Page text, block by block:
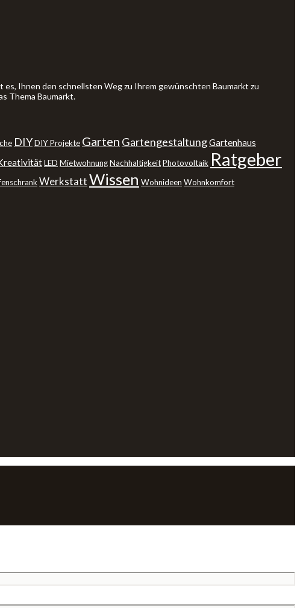
Ihnen den schnellsten Weg zu Ihrem gewünschten Baumarkt zu
Thema Baumarkt.
DIYDIY Projekte Garten GartengestaltungGartenhaus
LED MietwohnungNachhaltigkeitPhotovoltaik Ratgeber
WerkstattWissen Wohnideen Wohnkomfort